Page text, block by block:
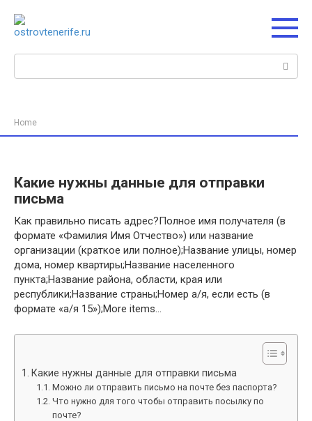
контенту
Поиск:
Home
Какие нужны данные для отправки
письма
Как правильно писать адрес?Полное имя получателя (в
формате «Фамилия Имя Отчество») или название
организации (краткое или полное);Название улицы, номер
дома, номер квартиры;Название населенного
пункта;Название района, области, края или
республики;Название страны;Номер а/я, если есть (в
формате «а/я 15»);More items…
Какие нужны данные для отправки письма
Можно ли отправить письмо на почте без паспорта?
Что нужно для того чтобы отправить посылку по
почте?